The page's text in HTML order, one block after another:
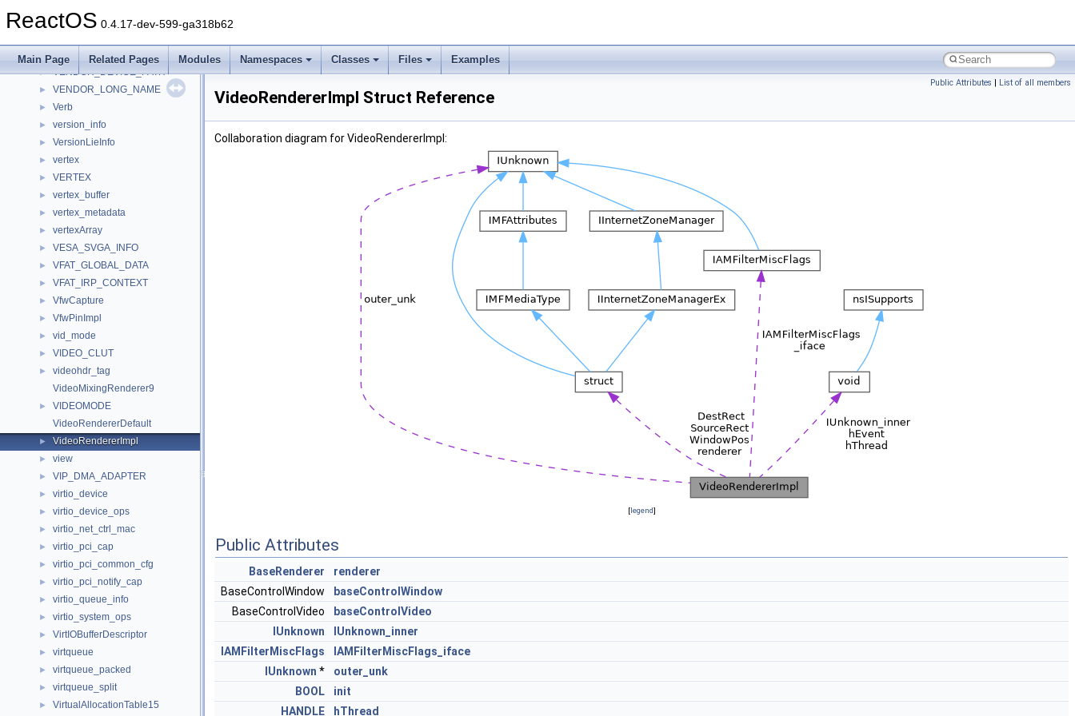
ReactOS 0.4.17-dev-599-ga318b62
Main Page Related Pages Modules Namespaces Classes Files Examples
► Vector
► VectorTest
► VENDOR_DEVICE_PATH
► VENDOR_LONG_NAME
► Verb
► version_info
► VersionLieInfo
► vertex
► VERTEX
► vertex_buffer
► vertex_metadata
► vertexArray
► VESA_SVGA_INFO
► VFAT_GLOBAL_DATA
► VFAT_IRP_CONTEXT
► VfwCapture
► VfwPinImpl
► vid_mode
► VIDEO_CLUT
►
videohdr_tag
VideoMixingRenderer9
►
VIDEOMODE
VideoRendererDefault
► VideoRendererImpl
► view
► VIP_DMA_ADAPTER
► virtio_device
► virtio_device_ops
► virtio_net_ctrl_mac
► virtio_pci_cap
► virtio_pci_common_cfg
► virtio_pci_notify_cap
► virtio_queue_info
► virtio_system_ops
► VirtIOBufferDescriptor
► virtqueue
► virtqueue_packed
► virtqueue_split
► VirtualAllocationTable15
Public Attributes | List of all members
VideoRendererImpl Struct Reference
Collaboration diagram for VideoRendererImpl:
[legend]
Public Attributes
BaseRenderer
renderer
BaseControlWindow
baseControlWindow
BaseControlVideo
baseControlVideo
IUnknown
IUnknown_inner
IAMFilterMiscFlags
IAMFilterMiscFlags_iface
IUnknown *
outer_unk
BOOL
init
HANDLE
hThread